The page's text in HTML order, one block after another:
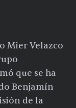
Mier Velazco
que se ha
Benjamín
de la